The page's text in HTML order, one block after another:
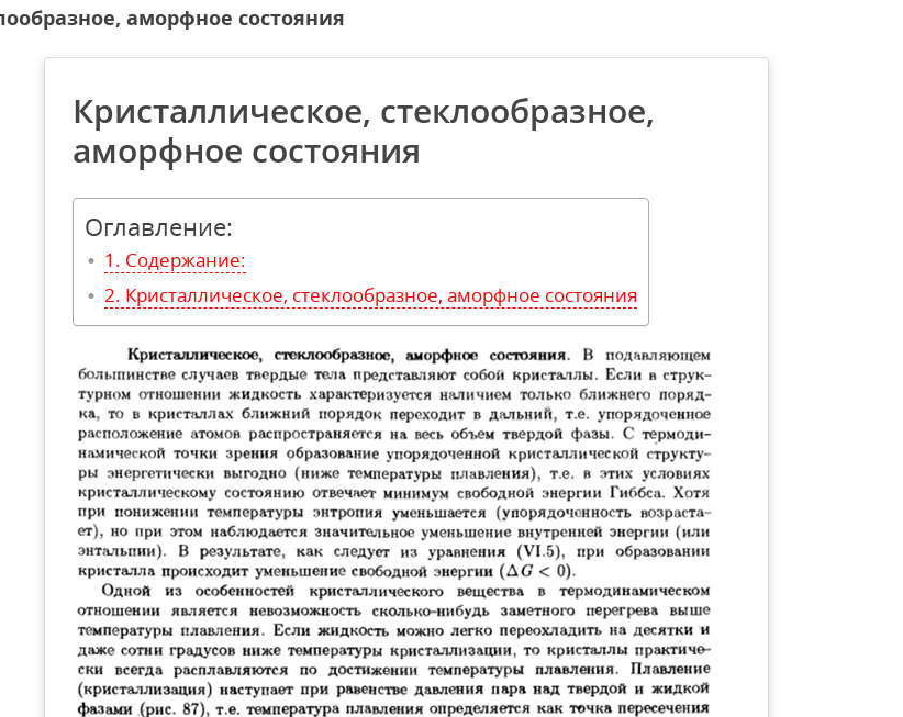
аморфное состояния
Кристаллическое, стеклообразное,
аморфное состояния
Оглавление:
Содержание:
Кристаллическое, стеклообразное, аморфное состояния